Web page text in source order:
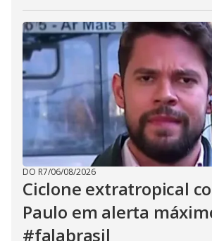
DO R7/06/08/2026
Ciclone extratropical
Paulo em alerta
#falabrasil